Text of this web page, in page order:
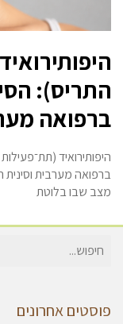
התריס):
ברפואה
היפותירואיד
ברפואה מערבית וסינית
מצב שבו בלוטת
חיפוש
פוסטים אחרונים